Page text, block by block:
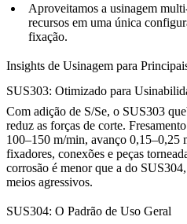
Aproveitamos a usinagem
recursos em uma única
fixação.
Insights de Usinagem para
SUS303: Otimizado para
Com adição de S/Se, o SUS303
reduz as forças de corte.
100–150 m/min, avanço 0,15–0,25
fixadores, conexões e peças
corrosão é menor que a do
meios agressivos.
SUS304: O Padrão de Uso Geral